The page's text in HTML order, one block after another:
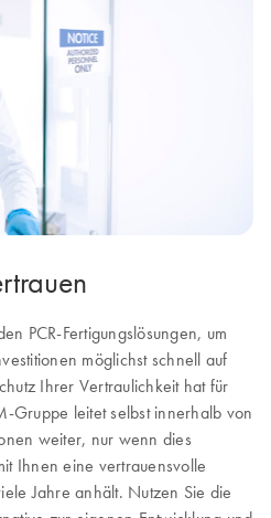
PCR-Fertigungslösungen, um
möglichst schnell auf
Ihrer Vertraulichkeit hat für
Gruppe leitet selbst innerhalb von
weiter, nur wenn dies
Ihnen eine vertrauensvolle
Jahre anhält. Nutzen Sie die